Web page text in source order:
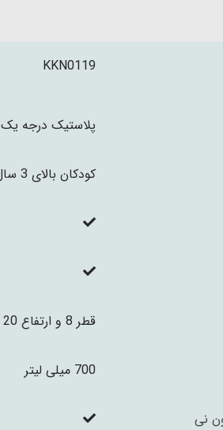
KKN0119
پلاستیک درجه یک
کودکان بالای 3 سال
قطر 8 و ارتفاع 20 سانتی متر
700 میلی لیتر